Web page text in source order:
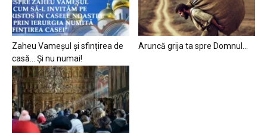
Zaheu Vameșul și sfințirea de
casă… Și nu numai!
Aruncă grija ta spre Domnul…